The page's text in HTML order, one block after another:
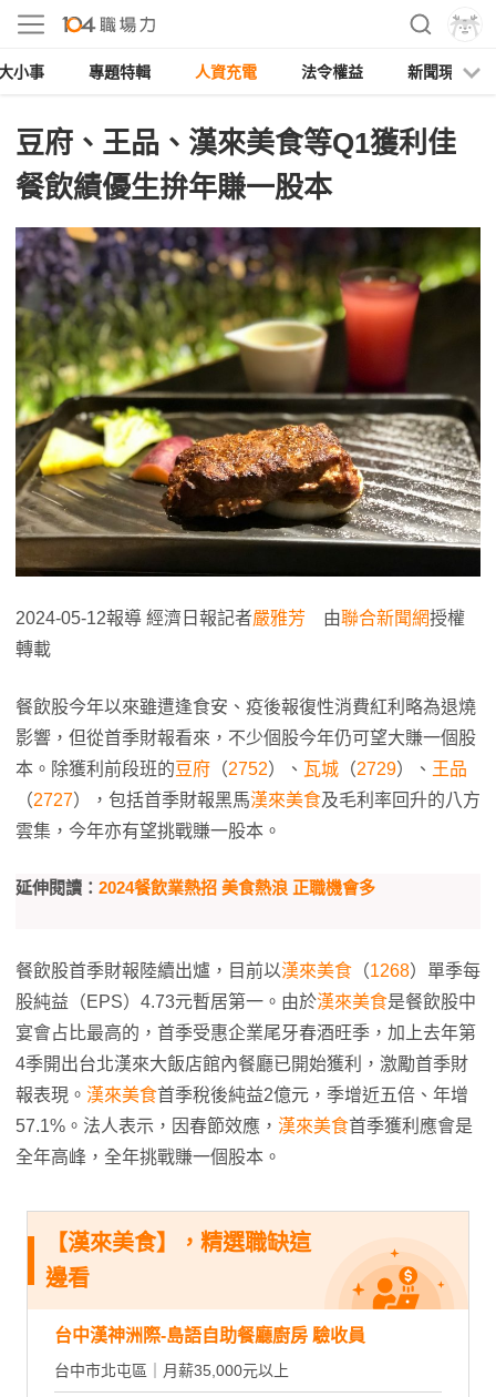
小事 專題特輯 人資充電 法令權益 新聞現場
豆府、王品、漢來美食等Q1獲利佳
餐飲績優生拚年賺一股本
2024-05-12報導 經濟日報記者嚴雅芳 由聯合新聞網授權
轉載
餐飲股今年以來雖遭逢食安、疫後報復性消費紅利略為退燒
影響，但從首季財報看來，不少個股今年仍可望大賺一個股
本。除獲利前段班的豆府 （2752）、 瓦城 （2729）、 王品
（2727），包括首季財報黑馬漢來美食及毛利率回升的八方
雲集，今年亦有望挑戰賺一股本。
延伸閱讀： 2024餐飲業熱招​ 美食熱浪 正職機會多​
餐飲股首季財報陸續出爐，目前以漢來美食 （1268）單季每
股純益（EPS）4.73元暫居第一。由於漢來美食是餐飲股中
宴會占比最高的，首季受惠企業尾牙春酒旺季，加上去年第
4季開出台北漢來大飯店館內餐廳已開始獲利，激勵首季財
報表現。 漢來美食首季稅後純益2億元，季增近五倍、年增
57.1%。法人表示，因春節效應， 漢來美食首季獲利應會是
全年高峰，全年挑戰賺一個股本。
【漢來美食】，精選職缺這
邊看
台中漢神洲際-島語自助餐廳廚房 驗收員
台中市北屯區｜月薪35,000元以上